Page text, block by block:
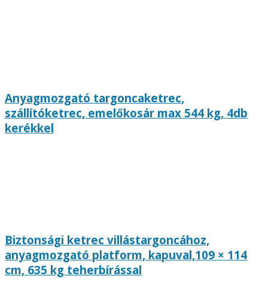
Anyagmozgató targoncaketrec,
szállítóketrec, emelőkosár max 544 kg, 4db
kerékkel
Biztonsági ketrec villástargoncához,
anyagmozgató platform, kapuval,109 × 114
cm, 635 kg teherbírással